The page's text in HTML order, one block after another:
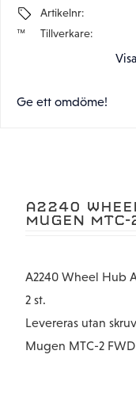
Artikelnr
Tillverkare
Ge ett omdöme!
A2240
MUGEN MTC-
A2240 Wheel Hub
2 st.
Levereras utan
Mugen MTC-2 FWD